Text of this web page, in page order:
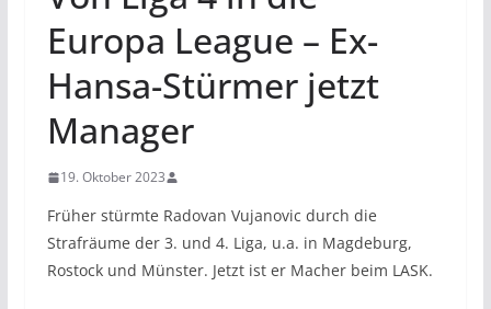
Europa League – Ex-
Hansa-Stürmer jetzt
Manager
19. Oktober 2023
Früher stürmte Radovan Vujanovic durch die
Strafräume der 3. und 4. Liga, u.a. in Magdeburg,
Rostock und Münster. Jetzt ist er Macher beim LASK.